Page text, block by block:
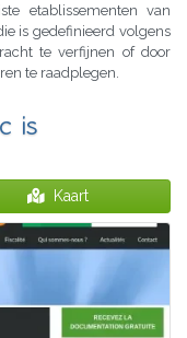
etablissementen van
is gedefinieerd volgens
te verfijnen of door
te raadplegen.
is
Kaart